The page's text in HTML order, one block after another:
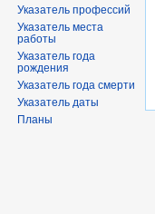
Указатель профессий
Указатель места
работы
Указатель года
рождения
Указатель года смерти
Указатель даты
Планы